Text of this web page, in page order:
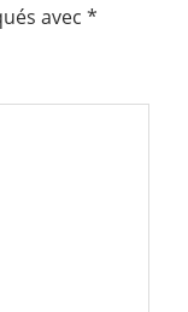
avec *